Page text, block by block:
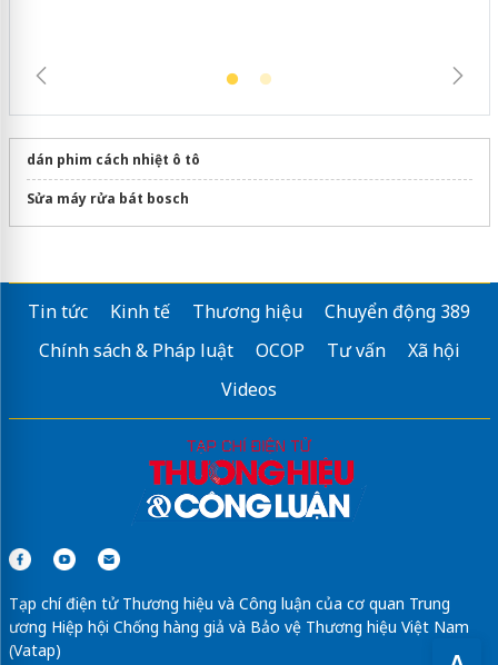
dán phim cách nhiệt ô tô
Sửa máy rửa bát bosch
Tin tức Kinh tế Thương hiệu
Chuyển động 389
Chính sách & Pháp luật
OCOP Tư vấn
Xã hội
Videos
Tạp chí điện tử Thương hiệu và Công luận của cơ quan Trung
ương Hiệp hội Chống hàng giả và Bảo vệ Thương hiệu Việt Nam
(Vatap)